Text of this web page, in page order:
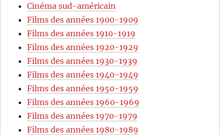
Cinéma sud-américain
Films des années 1900-1909
Films des années 1910-1919
Films des années 1920-1929
Films des années 1930-1939
Films des années 1940-1949
Films des années 1950-1959
Films des années 1960-1969
Films des années 1970-1979
Films des années 1980-1989